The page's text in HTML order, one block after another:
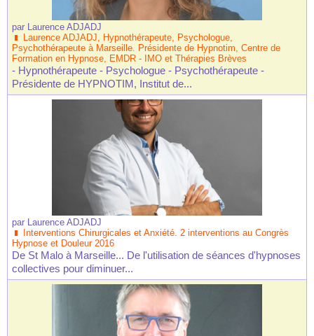
par Laurence ADJADJ
Laurence ADJADJ, Hypnothérapeute, Psychologue,
Psychothérapeute à Marseille. Présidente de Hypnotim, Centre de
Formation en Hypnose, EMDR - IMO et Thérapies Brèves
- Hypnothérapeute - Psychologue - Psychothérapeute -
Présidente de HYPNOTIM, Institut de...
par Laurence ADJADJ
Interventions Chirurgicales et Anxiété. 2 interventions au Congrès
Hypnose et Douleur 2016
De St Malo à Marseille... De l'utilisation de séances d'hypnoses
collectives pour diminuer...